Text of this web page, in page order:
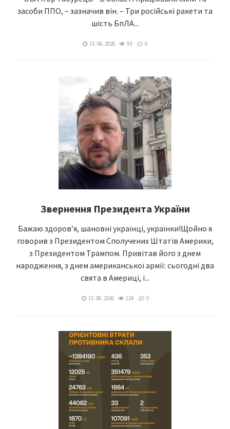
засоби ППО, – зазначив він. – Три російські ракети та
шість БпЛА...
15. 06. 2026 93 0
Звернення Президента України
Бажаю здоровʼя, шановні українці, українки!Щойно я
говорив з Президентом Сполучених Штатів Америки,
з Президентом Трампом. Привітав його з днем
народження, з днем американської армії: сьогодні два
свята в Америці, і...
15. 06. 2026 124 0